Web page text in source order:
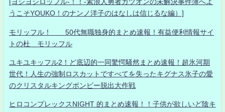
[ヨシヨシロッフル-！！-素浪人勇者カツオンの未解決事件簿へよ
うこそYOUKO！のナンノ洋子のはなしは信じるな編）]
モリッフル！ 50代無職独身的まとめ速報！有益便利情報サイ
トの杜 モリッフル
ユキユキッフル2！ど底辺的一同驚愕騒然まとめ速報！超氷河期
世代！人生の強制ロスカットですべてを失ったキグナス氷子の愛
のクリスタルキングボンビー脱出大作戦
ヒロコンプレックスNIGHT 的まとめ速報！！子供が欲しいど陰キ